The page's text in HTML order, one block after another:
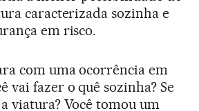
caracterizada sozinha e
em risco.
com uma ocorrência em
vai fazer o quê sozinha? Se
viatura? Você tomou um